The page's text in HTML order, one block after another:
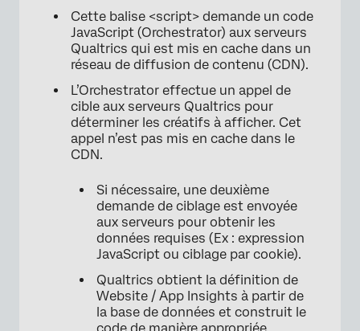
×
Cette balise <script> demande un code
JavaScript (Orchestrator) aux serveurs
Qualtrics qui est mis en cache dans un
réseau de diffusion de contenu (CDN).
L’Orchestrator effectue un appel de
cible aux serveurs Qualtrics pour
déterminer les créatifs à afficher. Cet
appel n’est pas mis en cache dans le
CDN.
Si nécessaire, une deuxième
demande de ciblage est envoyée
aux serveurs pour obtenir les
données requises (Ex : expression
JavaScript ou ciblage par cookie).
Qualtrics obtient la définition de
Website / App Insights à partir de
la base de données et construit le